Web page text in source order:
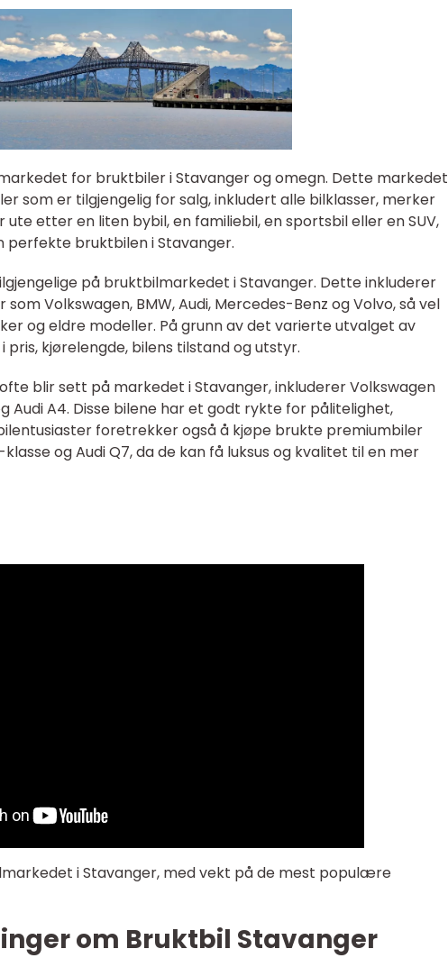
for bruktbiler i Stavanger og omegn. Dette markedet
som er tilgjengelig for salg, inkludert alle bilklasser, merker
etter en liten bybil, en familiebil, en sportsbil eller en SUV,
perfekte bruktbilen i Stavanger.
på bruktbilmarkedet i Stavanger. Dette inkluderer
Volkswagen, BMW, Audi, Mercedes-Benz og Volvo, så vel
og eldre modeller. På grunn av det varierte utvalget av
kjørelengde, bilens tilstand og utstyr.
blir sett på markedet i Stavanger, inkluderer Volkswagen
Audi A4. Disse bilene har et godt rykte for pålitelighet,
foretrekker også å kjøpe brukte premiumbiler
og Audi Q7, da de kan få luksus og kvalitet til en mer
i Stavanger, med vekt på de mest populære
om Bruktbil Stavanger